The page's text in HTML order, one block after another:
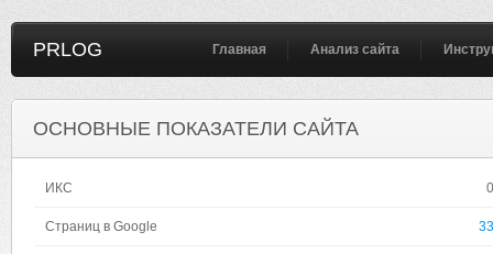
PRLOG Главная Анализ сайта
ОСНОВНЫЕ ПОКАЗАТЕЛИ САЙТА
ИКС 0
Страниц в Google 33